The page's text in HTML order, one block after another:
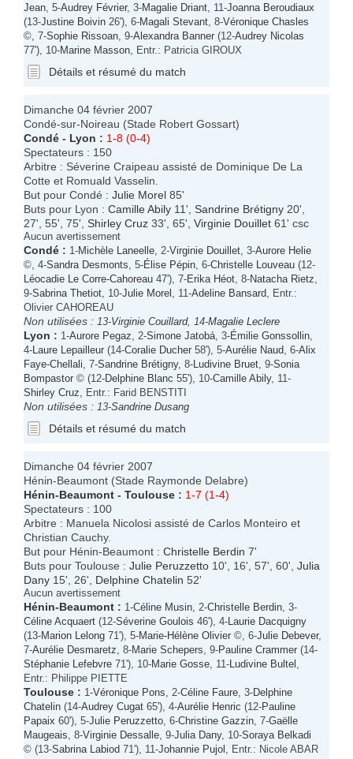
Jean , 5-Audrey Février, 3-Magalie Driant , 11-Joanna Beroudiaux
(13-Justine Boivin 26'), 6-Magali Stevant , 8-Véronique Chasles
©, 7-Sophie Rissoan , 9-Alexandra Banner (12-Audrey Nicolas
77'), 10-Marine Masson , Entr.: Patricia GIROUX
Détails et résumé du match
Dimanche 04 février 2007
Condé-sur-Noireau (Stade Robert Gossart)
Condé - Lyon : 1-8 (0-4)
Spectateurs : 150
Arbitre : Séverine Craipeau assisté de Dominique De La
Cotte et Romuald Vasselin.
But pour Condé : Julie Morel 85'
Buts pour Lyon : Camille Abily 11', Sandrine Brétigny 20',
27', 55', 75', Shirley Cruz 33', 65', Virginie Douillet 61' csc
Aucun avertissement
Condé : 1-Michèle Laneelle , 2-Virginie Douillet , 3-Aurore Helie
©, 4-Sandra Desmonts , 5-Élise Pépin , 6-Christelle Louveau (12-
Léocadie Le Corre-Cahoreau 47'), 7-Erika Héot , 8-Natacha Rietz
9-Sabrina Thetiot , 10-Julie Morel , 11-Adeline Bansard , Entr.:
Olivier CAHOREAU
Non utilisées : 13-Virginie Couillard, 14-Magalie Leclere
Lyon : 1-Aurore Pegaz , 2-Simone Jatobá , 3-Émilie Gonssollin
4- Laure Lepailleur (14-Coralie Ducher 58'), 5-Aurélie Naud , 6-Alix
Faye-Chellali , 7-Sandrine Brétigny, 8- Ludivine Bruet , 9-Sonia
Bompastor © (12-Delphine Blanc 55'), 10-Camille Abily, 11-
Shirley Cruz , Entr.: Farid BENSTITI
Non utilisées : 13-Sandrine Dusang
Détails et résumé du match
Dimanche 04 février 2007
Hénin-Beaumont (Stade Raymonde Delabre)
Hénin-Beaumont - Toulouse : 1-7 (1-4)
Spectateurs : 100
Arbitre : Manuela Nicolosi assisté de Carlos Monteiro et
Christian Cauchy.
But pour Hénin-Beaumont : Christelle Berdin 7'
Buts pour Toulouse : Julie Peruzzetto 10', 16', 57', 60', Julia
Dany 15', 26', Delphine Chatelin 52'
Aucun avertissement
Hénin-Beaumont : 1-Céline Musin , 2-Christelle Berdin , 3-
Céline Acquaert (12-Séverine Goulois 46'), 4- Laurie Dacquigny
(13-Marion Lelong 71'), 5-Marie-Hélène Olivier ©, 6-Julie Debever,
7-Aurélie Desmaretz , 8-Marie Schepers , 9-Pauline Crammer (14-
Stéphanie Lefebvre 71'), 10-Marie Gosse , 11- Ludivine Bultel
Entr.: Philippe PIETTE
Toulouse : 1-Véronique Pons , 2-Céline Faure , 3-Delphine
Chatelin (14-Audrey Cugat 65'), 4-Aurélie Henric (12-Pauline
Papaix 60'), 5-Julie Peruzzetto , 6-Christine Gazzin , 7-Gaëlle
Maugeais , 8-Virginie Dessalle , 9-Julia Dany, 10-Soraya Belkadi
© (13-Sabrina Labiod 71'), 11-Johannie Pujol , Entr.: Nicole ABAR